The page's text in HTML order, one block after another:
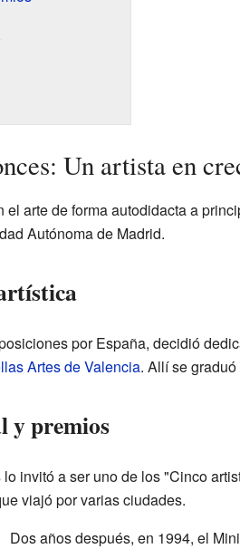
Un artista en
arte de forma autodidacta a
Autónoma de Madrid.
por España, decidió
Artes de Valencia. Allí se graduó
y premios
invitó a ser uno de los "Cinco
viajó por varias ciudades.
Dos años después, en 1994, el